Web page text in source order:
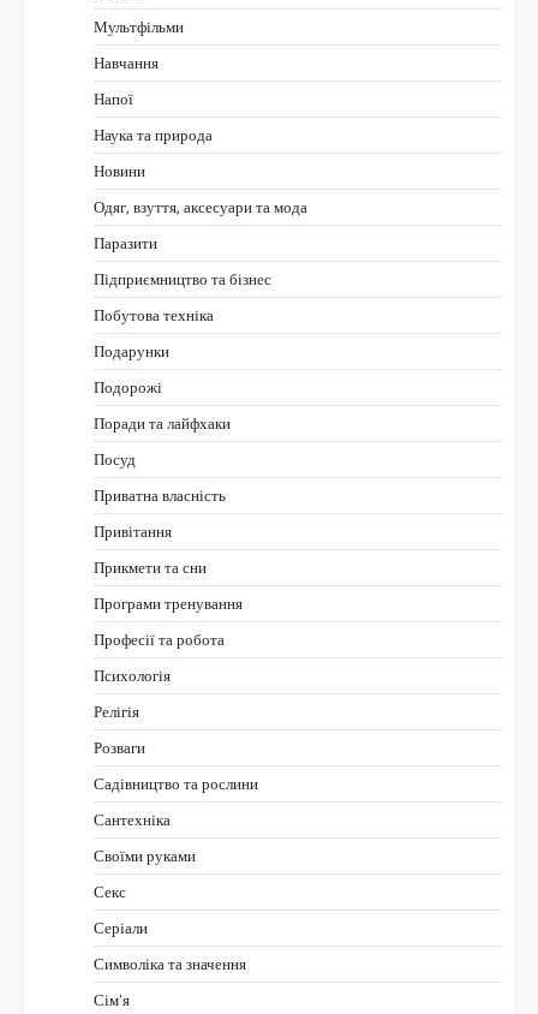
Мультфільми
Навчання
Напої
Наука та природа
Новини
Одяг, взуття, аксесуари та мода
Паразити
Підприємництво та бізнес
Побутова техніка
Подарунки
Подорожі
Поради та лайфхаки
Посуд
Приватна власність
Привітання
Прикмети та сни
Програми тренування
Професії та робота
Психологія
Релігія
Розваги
Садівництво та рослини
Сантехніка
Своїми руками
Секс
Серіали
Символіка та значення
Сім’я